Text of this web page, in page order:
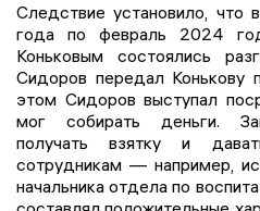
Следствие установило,
года по февраль 2024
Коньковым состоялись
Сидоров передал Конькову
этом Сидоров выступал
мог собирать деньги.
получать взятку и
сотрудникам — например,
начальника отдела по